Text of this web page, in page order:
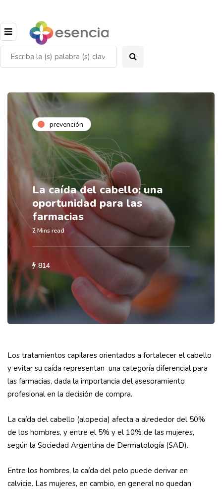
prevención
La caída del cabello: una
oportunidad para las
farmacias
2 Mins read
814
Los tratamientos capilares orientados a fortalecer el cabello
y evitar su caída representan una categoría diferencial para
las farmacias, dada la importancia del asesoramiento
profesional en la decisión de compra.
La caída del cabello (alopecia) afecta a alrededor del 50%
de los hombres, y entre el 5% y el 10% de las mujeres,
según la Sociedad Argentina de Dermatología (SAD).
Entre los hombres, la caída del pelo puede derivar en
calvicie. Las mujeres, en cambio, en general no quedan